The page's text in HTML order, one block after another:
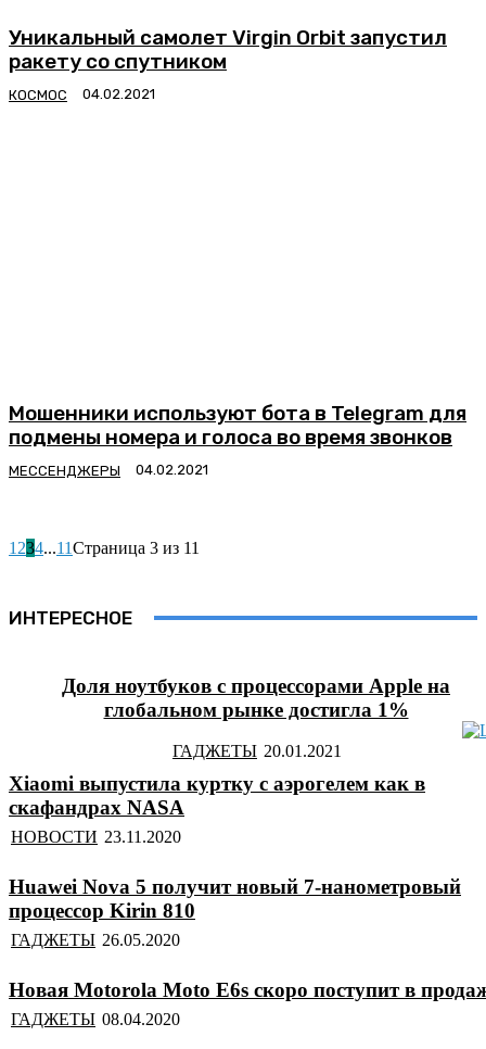
Уникальный самолет Virgin Orbit запустил
ракету со спутником
КОСМОС
Мошенники используют бота в Telegram для
подмены номера и голоса во время звонков
МЕССЕНДЖЕРЫ
1 234...11Страница 3 из 11
ИНТЕРЕСНОЕ
Доля ноутбуков с процессорами Apple на
глобальном рынке достигла 1%
ГАДЖЕТЫ
Xiaomi выпустила куртку с аэрогелем как в
скафандрах NASA
НОВОСТИ
Huawei Nova 5 получит новый 7-нанометровый
процессор Kirin 810
ГАДЖЕТЫ
Новая Motorola Moto E6s скоро поступит в
ГАДЖЕТЫ